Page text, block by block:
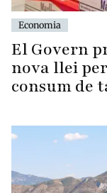
Economia
El Govern
nova llei
consum de